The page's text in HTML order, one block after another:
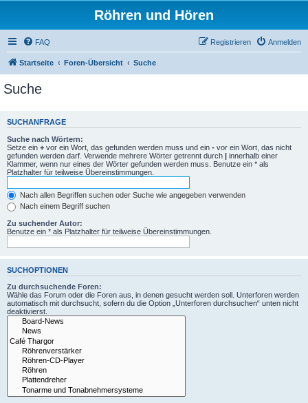
Röhren und Hören
FAQ Anmelden
Registrieren
Startseite Foren-Übersicht Suche
Suche
SUCHANFRAGE
Suche nach Wörtern:
Setze ein + vor ein Wort, das gefunden werden muss und ein - vor ein Wort, das nicht
gefunden werden darf. Verwende mehrere Wörter getrennt durch | innerhalb einer
Klammer, wenn nur eines der Wörter gefunden werden muss. Benutze ein * als
Platzhalter für teilweise Übereinstimmungen.
Nach allen Begriffen suchen oder Suche wie angegeben verwenden
Nach einem Begriff suchen
Zu suchender Autor:
Benutze ein * als Platzhalter für teilweise Übereinstimmungen.
SUCHOPTIONEN
Zu durchsuchende Foren:
Wähle das Forum oder die Foren aus, in denen gesucht werden soll. Unterforen werden
automatisch mit durchsucht, sofern du die Option „Unterforen durchsuchen“ unten nicht
deaktivierst.